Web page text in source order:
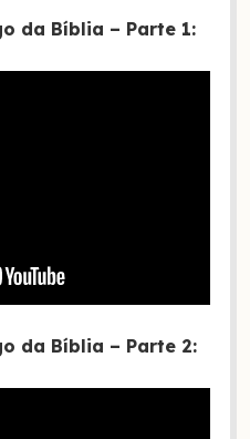
da Bíblia – Parte 1:
da Bíblia – Parte 2: